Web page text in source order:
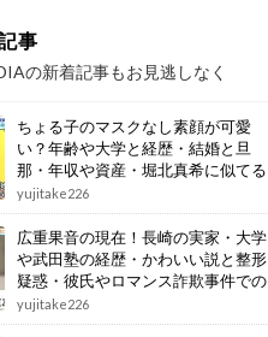
事
の新着記事もお見逃しなく
ちょる子のマスクなし素顔が可愛
い？年齢や大学と経歴・結婚と旦
那・年収や資産・堀北真希に似てる
画像もまとめ
yujitake226
広重果音の現在！長崎の実家・大学
や武田塾の経歴・かわいい説と整形
疑惑・彼氏やロマンス詐欺事件での
逮捕もまとめ
yujitake226